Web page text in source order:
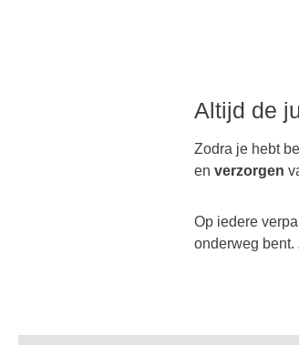
Altijd de
Zodra je hebt
en verzorgen
Op iedere
onderweg bent.